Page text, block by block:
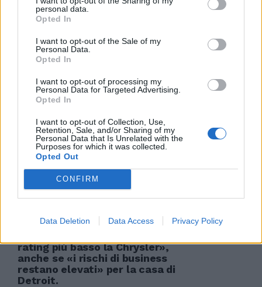
personal data.
Opted In
I want to opt-out of the Sale of my
Personal Data.
Opted In
I want to opt-out of processing my
Personal Data for Targeted Advertising.
Opted In
I want to opt-out of Collection, Use,
Retention, Sale, and/or Sharing of my
Personal Data that Is Unrelated with the
Purposes for which it was collected.
Opted Out
CONFIRM
Data Deletion Data Access Privacy Policy
31/10/2011
India, debutto con polemiche
30/10/2011
«Se aiuti i clandestini rischi
denunce»
11/09/2011
Senza Fiat l'agenzia Standard &
rating più basso la Chrysler»,
anche se «i rischi di business
restano elevati» per la casa di
Detroit.